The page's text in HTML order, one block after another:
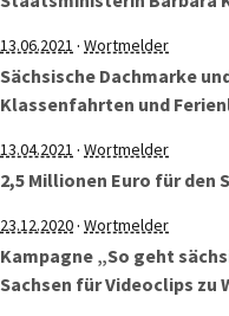
13.06.2021 · Wortmelder
Sächsische Dachmarke
Klassenfahrten und
13.04.2021 · Wortmelder
2,5 Millionen Euro für den
23.12.2020· Wortmelder
Kampagne „So geht
Sachsen für Videoclips zu